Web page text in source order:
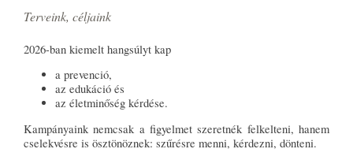
Terveink, céljaink
2026-ban kiemelt hangsúlyt kap
a prevenció,
az edukáció és
az életminőség kérdése.
Kampányaink nemcsak a figyelmet szeretnék felkelteni, hanem
cselekvésre is ösztönöznek: szűrésre menni, kérdezni, dönteni.